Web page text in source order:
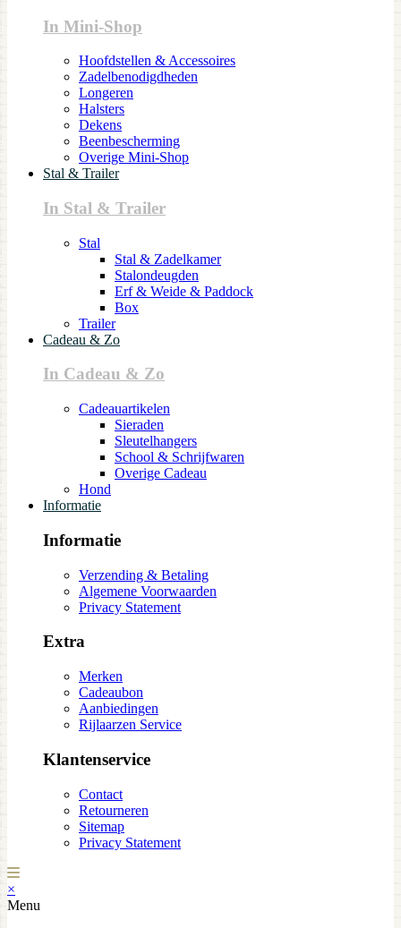
In Mini-Shop
Hoofdstellen & Accessoires
Zadelbenodigdheden
Longeren
Halsters
Dekens
Beenbescherming
Overige Mini-Shop
Stal & Trailer
In Stal & Trailer
Stal
Stal & Zadelkamer
Stalondeugden
Erf & Weide & Paddock
Box
Trailer
Cadeau & Zo
In Cadeau & Zo
Cadeauartikelen
Sieraden
Sleutelhangers
School & Schrijfwaren
Overige Cadeau
Hond
Informatie
Informatie
Verzending & Betaling
Algemene Voorwaarden
Privacy Statement
Extra
Merken
Cadeaubon
Aanbiedingen
Rijlaarzen Service
Klantenservice
Contact
Retourneren
Sitemap
Privacy Statement
×
Menu